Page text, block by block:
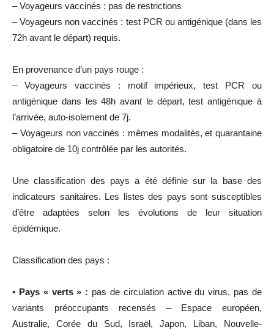
– Voyageurs vaccinés : pas de restrictions
– Voyageurs non vaccinés : test PCR ou antigénique (dans les
72h avant le départ) requis.
En provenance d’un pays rouge :
– Voyageurs vaccinés : motif impérieux, test PCR ou
antigénique dans les 48h avant le départ, test antigénique à
l’arrivée, auto-isolement de 7j.
– Voyageurs non vaccinés : mêmes modalités, et quarantaine
obligatoire de 10j contrôlée par les autorités.
Une classification des pays a été définie sur la base des
indicateurs sanitaires. Les listes des pays sont susceptibles
d’être adaptées selon les évolutions de leur situation
épidémique.
Classification des pays :
• Pays « verts » : pas de circulation active du virus, pas de
variants préoccupants recensés – Espace européen,
Australie, Corée du Sud, Israël, Japon, Liban, Nouvelle-